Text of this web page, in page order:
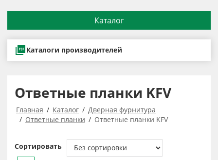
Каталог
Каталоги производителей
Ответные планки KFV
Главная Каталог
Дверная фурнитура
Ответные планки
Ответные планки KFV
Сортировать